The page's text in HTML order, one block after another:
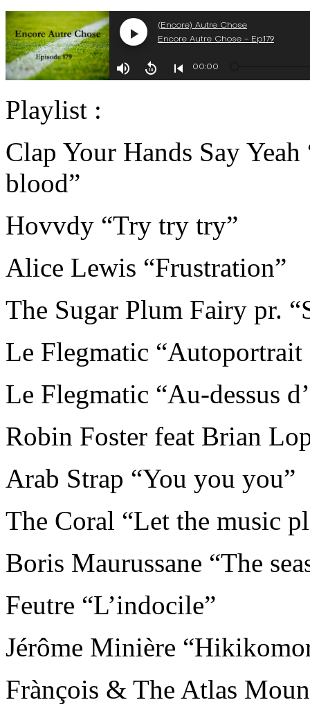
Playlist :
Clap Your Hands Say
blood”
Hovvdy “Try try try”
Alice Lewis “Frustration”
The Sugar Plum Fairy pr.
Le Flegmatic
Le Flegmatic “Au-dessus
Robin Foster feat Brian
Arab Strap “You you you”
The Coral “Let the music
Boris Maurussane “The
Feutre “L’indocile”
Jérôme Minière
Frànçois & The Atlas